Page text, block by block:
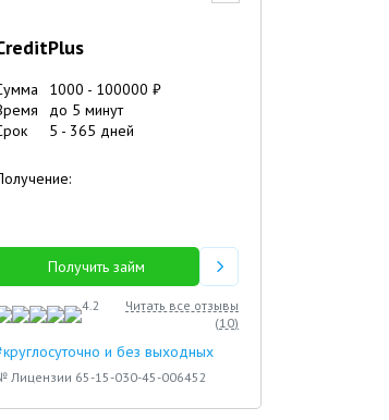
1000 - 100000 ₽
до 5 минут
5 - 365 дней
Получить займ
4.2
Читать все отзывы
(10)
и без выходных
Лицензии 65-15-030-45-006452